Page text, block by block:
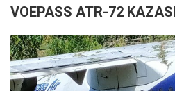
VOEPASS ATR-72 KAZASI